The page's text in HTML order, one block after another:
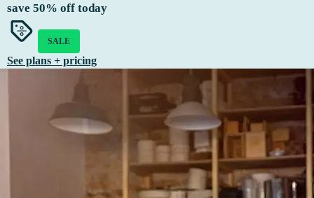
save 50% off today
SALE
See plans + pricing